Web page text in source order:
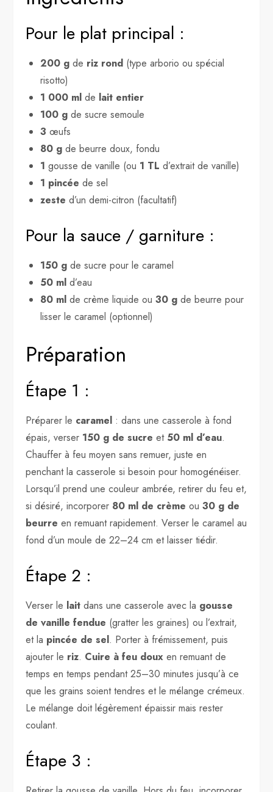
Pour le plat principal :
200 g de riz rond (type arborio ou spécial
risotto)
1 000 ml de lait entier
100 g de sucre semoule
3 œufs
80 g de beurre doux, fondu
1 gousse de vanille (ou 1 TL d’extrait de vanille)
1 pincée de sel
zeste d’un demi-citron (facultatif)
Pour la sauce / garniture :
150 g de sucre pour le caramel
50 ml d’eau
80 ml de crème liquide ou30 g de beurre pour
lisser le caramel (optionnel)
Préparation
Étape 1 :
Préparer le caramel : dans une casserole à fond
épais, verser 150 g de sucre et 50 ml d’eau.
Chauffer à feu moyen sans remuer, juste en
penchant la casserole si besoin pour homogénéiser.
Lorsqu’il prend une couleur ambrée, retirer du feu et,
si désiré, incorporer 80 ml de crème ou30 g de
beurre en remuant rapidement. Verser le caramel au
fond d’un moule de 22–24 cm et laisser tiédir.
Étape 2 :
Verser le lait dans une casserole avec la gousse
de vanille fendue (gratter les graines) ou l’extrait,
et la pincée de sel. Porter à frémissement, puis
ajouter le riz. Cuire à feu doux en remuant de
temps en temps pendant 25–30 minutes jusqu’à ce
que les grains soient tendres et le mélange crémeux.
Le mélange doit légèrement épaissir mais rester
coulant.
Étape 3 :